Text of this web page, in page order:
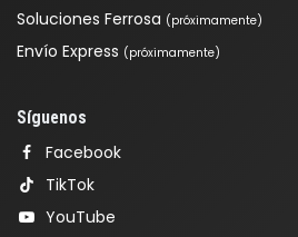
Soluciones Ferrosa (próximamente)
Envío Express (próximamente)
Síguenos
Facebook
TikTok
YouTube